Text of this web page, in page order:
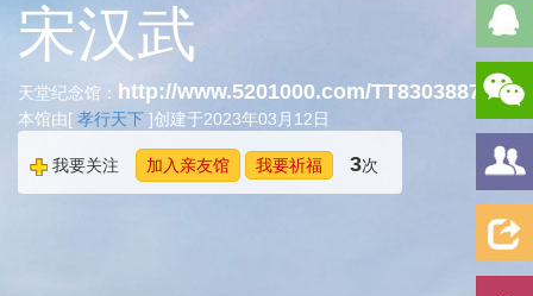
宋汉武
天堂纪念馆： http://www.5201000.com/TT830388793
本馆由[ 孝行天下 ]创建于2023年03月12日
我要关注 加入亲友馆 我要祈福 3次